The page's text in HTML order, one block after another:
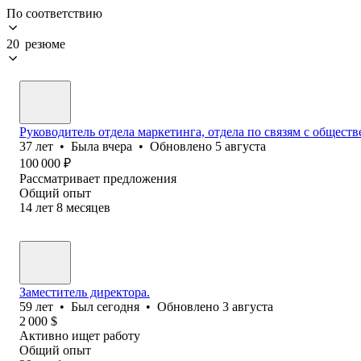
По соответствию
20 резюме
Руководитель отдела маркетинга, отдела по связям с
37 лет • Была вчера • Обновлено 5 августа
100 000 ₽
Рассматривает предложения
Общий опыт
14 лет 8 месяцев
Заместитель директора.
59 лет • Был сегодня • Обновлено 3 августа
2 000 $
Активно ищет работу
Общий опыт